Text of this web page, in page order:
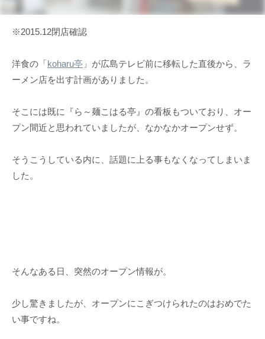
※2015.12閉店確認
洋食の「koharu亭 」が広島テレビ前に移転した直後から、ラ
ーメン店を出す計画がありました。
そこには既に『ら～麺こはる亭』の看板もついており、オー
プン間近と思われていましたが、なかなかオープンせず。
そうこうしている内に、話題に上る事もなくなってしまいま
した。
そんなある日、突然のオープン情報が。
少し驚きましたが、オープンにこぎつけられたのはおめでた
い事ですね。